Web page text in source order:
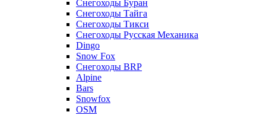
Снегоходы Буран
Снегоходы Тайга
Снегоходы Тикси
Снегоходы Русская Механика
Dingo
Snow Fox
Снегоходы BRP
Alpine
Bars
Snowfox
OSM